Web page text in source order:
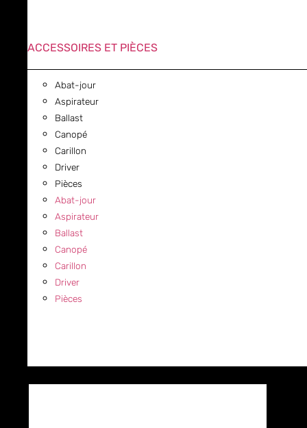
ACCESSOIRES ET PIÈCES
Abat-jour
Aspirateur
Ballast
Canopé
Carillon
Driver
Pièces
Abat-jour
Aspirateur
Ballast
Canopé
Carillon
Driver
Pièces